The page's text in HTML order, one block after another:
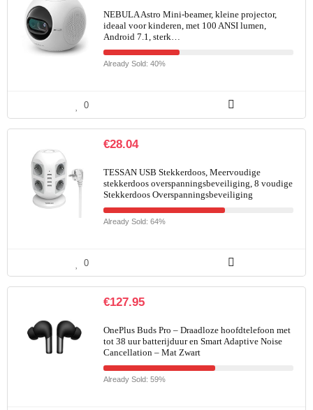
NEBULA Astro Mini-beamer, kleine projector,
ideaal voor kinderen, met 100 ANSI lumen,
Android 7.1, sterk…
Already Sold: 40%
0
€28.04
TESSAN USB Stekkerdoos, Meervoudige
stekkerdoos overspanningsbeveiliging, 8 voudige
Stekkerdoos Overspanningsbeveiliging
Already Sold: 64%
0
€127.95
OnePlus Buds Pro – Draadloze hoofdtelefoon met
tot 38 uur batterijduur en Smart Adaptive Noise
Cancellation – Mat Zwart
Already Sold: 59%